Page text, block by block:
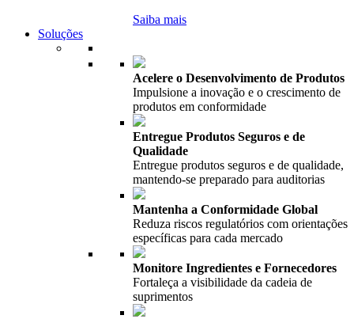
Saiba mais
Soluções
Acelere o Desenvolvimento de Produtos
Impulsione a inovação e o crescimento de
produtos em conformidade
Entregue Produtos Seguros e de
Qualidade
Entregue produtos seguros e de qualidade,
mantendo-se preparado para auditorias
Mantenha a Conformidade Global
Reduza riscos regulatórios com orientações
específicas para cada mercado
Monitore Ingredientes e Fornecedores
Fortaleça a visibilidade da cadeia de
suprimentos